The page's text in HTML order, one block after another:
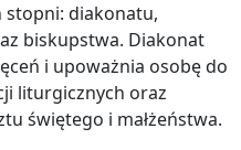
stopni: diakonatu,
biskupstwa. Diakonat
i upoważnia osobę do
liturgicznych oraz
świętego i małżeństwa.